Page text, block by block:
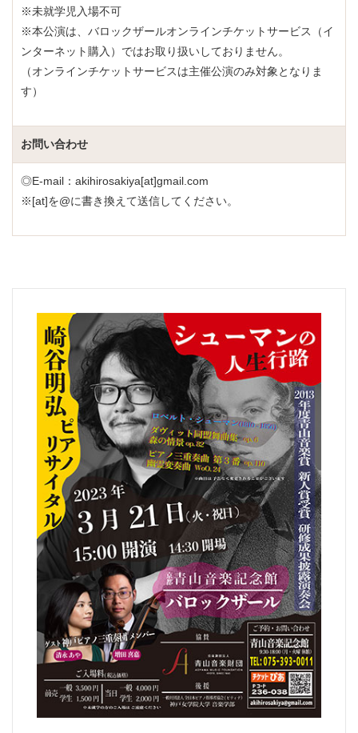
※未就学児入場不可
※本公演は、バロックザールオンラインチケットサービス（イ
ンターネット購入）ではお取り扱いしておりません。
（オンラインチケットサービスは主催公演のみ対象となりま
す）
お問い合わせ
◎E-mail：akihirosakiya[at]gmail.com
※[at]を@に書き換えて送信してください。